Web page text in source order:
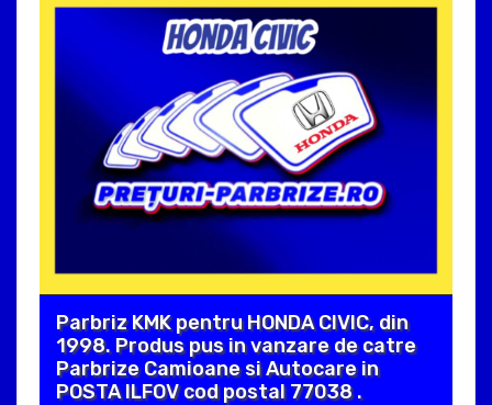
Parbriz KMK pentru HONDA CIVIC, din
1998. Produs pus in vanzare de catre
Parbrize Camioane si Autocare in
POSTA ILFOV cod postal 77038 .